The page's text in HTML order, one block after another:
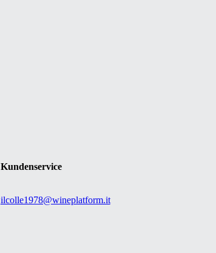
Kundenservice
ilcolle1978@wineplatform.it